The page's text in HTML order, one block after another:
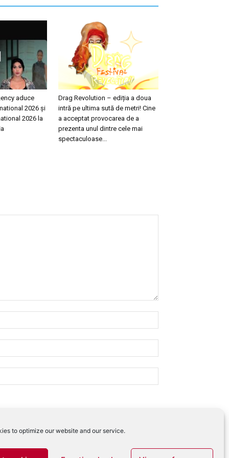
to optimize our website and our service.
aduce
2026 și
2026 la
Drag Revolution – ediția a doua
intră pe ultima sută de metri! Cine
a acceptat provocarea de a
prezenta unul dintre cele mai
spectaculoase...
comentariilor tale